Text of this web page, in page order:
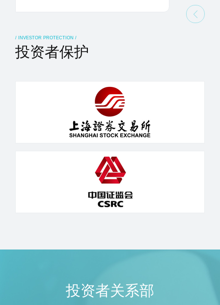
/ INVESTOR PROTECTION /
投资者保护
投资者关系部